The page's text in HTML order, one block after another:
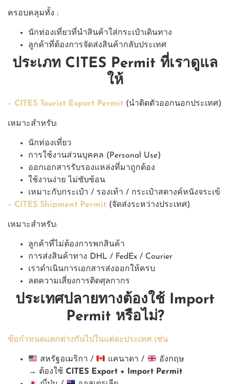
ครอบคลุมทั้ง :
นักท่องเที่ยวที่นำสินค้าใส่กระเป๋าเดินทาง
ลูกค้าที่ต้องการจัดส่งสินค้ากลับประเทศ
ประเภท CITES Permit ที่เราดูแล
ให้
– CITES Tourist Export Permit (นำติดตัวออกนอกประเทศ)
เหมาะสำหรับ:
นักท่องเที่ยว
การใช้งานส่วนบุคคล (Personal Use)
ออกเอกสารรับรองแหล่งที่มาถูกต้อง
ใช้งานง่าย ไม่ซับซ้อน
เหมาะกับกระเป๋า / รองเท้า / กระเป๋าสตางค์หนังจระเข้
– CITES Shipment Permit (จัดส่งระหว่างประเทศ)
เหมาะสำหรับ:
ลูกค้าที่ไม่ต้องการพกสินค้า
การส่งสินค้าทาง DHL / FedEx / Courier
เราดำเนินการเอกสารส่งออกให้ครบ
ลดความเสี่ยงการติดศุลกากร
ประเทศปลายทางต้องใช้ Import
Permit หรือไม่?
ข้อกำหนดแตกต่างกันไปในแต่ละประเทศ เช่น
สหรัฐอเมริกา / แคนาดา /
อังกฤษ
→ ต้องใช้ CITES Export + Import Permit